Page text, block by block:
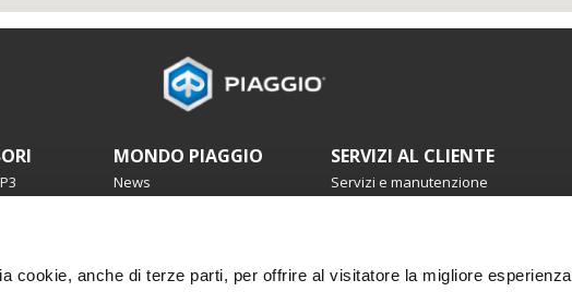
cookie, anche di terze parti, per offrire al visitatore la migliore esperienza
MONDO PIAGGIO
News
Urban Stories
SERVIZI AL CLIENTE
Servizi e manutenzione
Ricambi originali
Premium warranty